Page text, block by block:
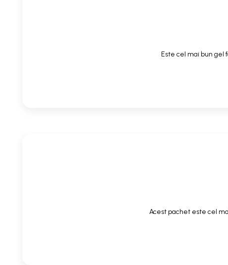
Este cel mai bun gel
Acest pachet este cel